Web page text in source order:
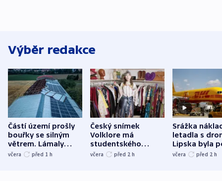
Výběr redakce
Částí území prošly
bouřky se silným
větrem. Lámaly
stromy a poničily
včera před 1 h
Český snímek
Volklore má
studentského
Oscara, zabojuje o
včera před 2 h
Srážka
letadla s
Lipska byla
německého
včera před 2 h